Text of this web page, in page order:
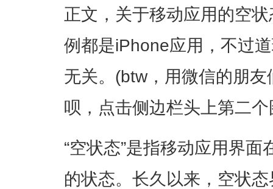
正文，关于移动应用的空
例都是iPhone应用，不过
无关。(btw，用微信的朋
呗，点击侧边栏头上第二
“空状态”是指移动应用界
的状态。长久以来，空状